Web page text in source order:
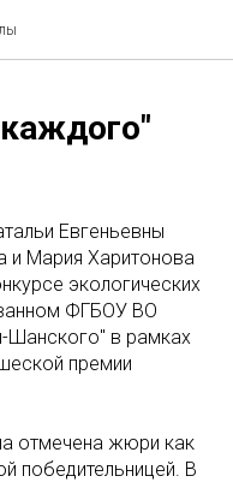
Евгеньевны
и Мария Харитонова
экологических
ФГБОУ ВО
Шанского" в рамках
премии
отмечена жюри как
победительницей. В